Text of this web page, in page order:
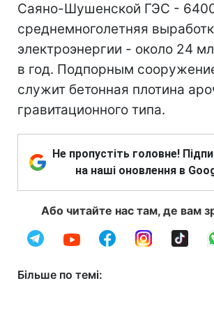
Саяно-Шушенской ГЭС -
среднемноголетняя
электроэнергии - около 24
в год. Подпорным
служит бетонная плотина
гравитационного типа.
Не пропустіть головне!
на наші оновлення в
Або читайте нас там, де вам
Більше по темі: